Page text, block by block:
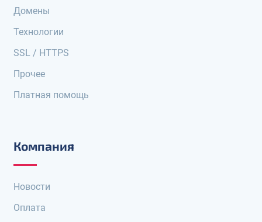
Домены
Технологии
SSL / HTTPS
Прочее
Платная помощь
Компания
Новости
Оплата